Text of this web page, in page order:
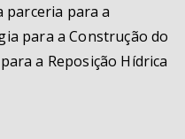
parceria para a
para a Construção do
a Reposição Hídrica